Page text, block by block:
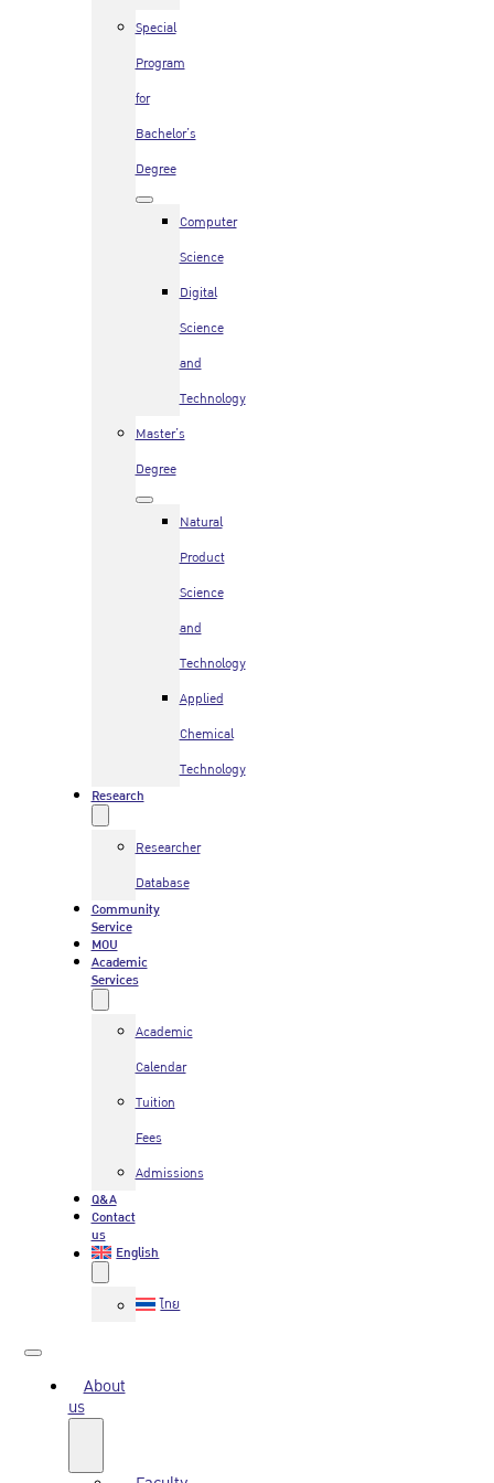
Special
Program
for
Bachelor’s
Degree
Computer
Science
Digital
Science
and
Technology
Master’s
Degree
Natural
Product
Science
and
Technology
Applied
Chemical
Technology
Research
Researcher
Database
Community
Service
MOU
Academic
Services
Academic
Calendar
Tuition
Fees
Admissions
Q&A
Contact
us
English
ไทย
About
us